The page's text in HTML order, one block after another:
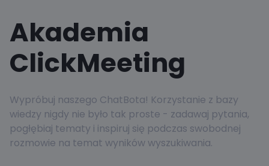
Akademia
ClickMeeting
Wypróbuj naszego ChatBota! Korzystanie z bazy
wiedzy nigdy nie było tak proste - zadawaj pytania,
pogłębiaj tematy i inspiruj się podczas swobodnej
rozmowie na temat wyników wyszukiwania.